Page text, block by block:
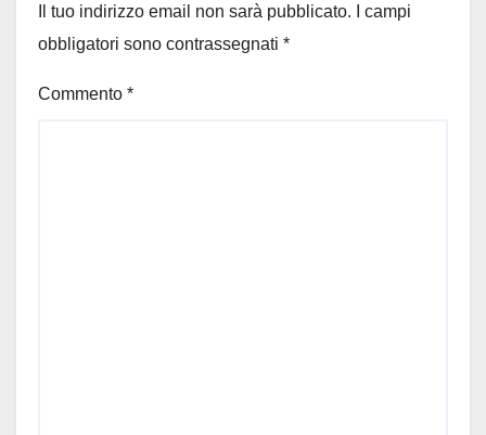
Il tuo indirizzo email non sarà pubblicato.
I campi
obbligatori sono contrassegnati *
Commento *